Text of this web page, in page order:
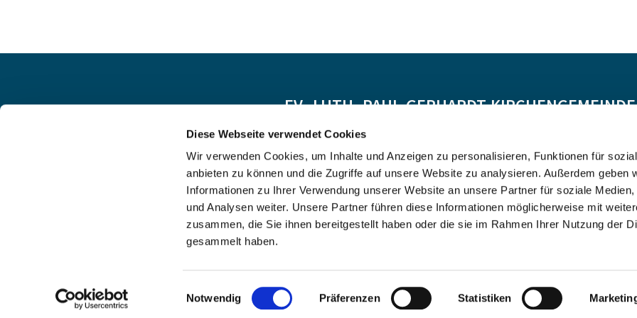
Diese Webseite verwendet Cookies
Wir verwenden Cookies, um Inhalte und Anzeigen zu personalisieren, Funktionen für
anbieten zu können und die Zugriffe auf unsere Website zu analysieren. Außerdem geben
Informationen zu Ihrer Verwendung unserer Website an unsere Partner für soziale Medien,
und Analysen weiter. Unsere Partner führen diese Informationen möglicherweise mit
zusammen, die Sie ihnen bereitgestellt haben oder die sie im Rahmen Ihrer Nutzung der
gesammelt haben.
Einwilligungsauswahl
Notwendig Präferenzen Statistiken
EV.-LUTH. PAUL-GERHARDT-
Spendenkonto:
DE55 5206 0410 0706 4634 01, Evangelische Bank
Kontoinhaber: Ev.-Luth. Kirchenkreis Altholstein